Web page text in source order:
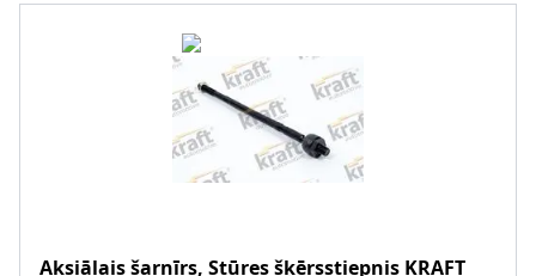
Aksiālais šarnīrs, Stūres šķērsstiepnis KRAFT